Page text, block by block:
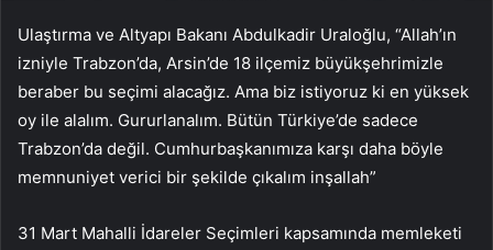
Ulaştırma ve Altyapı Bakanı Abdulkadir Uraloğlu, “Allah’ın
izniyle Trabzon’da, Arsin’de 18 ilçemiz büyükşehrimizle
beraber bu seçimi alacağız. Ama biz istiyoruz ki en yüksek
oy ile alalım. Gururlanalım. Bütün Türkiye’de sadece
Trabzon’da değil. Cumhurbaşkanımıza karşı daha böyle
memnuniyet verici bir şekilde çıkalım inşallah”
31 Mart Mahalli İdareler Seçimleri kapsamında memleketi